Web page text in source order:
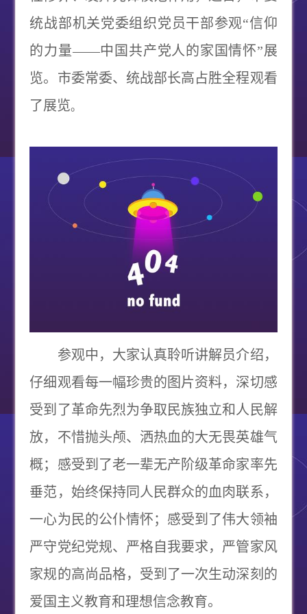
统战部机关党委组织党员干部参观“信仰
的力量——中国共产党人的家国情怀”展
览。市委常委、统战部长高占胜全程观看
了展览。
参观中，大家认真聆听讲解员介绍，
仔细观看每一幅珍贵的图片资料，深切感
受到了革命先烈为争取民族独立和人民解
放，不惜抛头颅、洒热血的大无畏英雄气
概；感受到了老一辈无产阶级革命家率先
垂范，始终保持同人民群众的血肉联系，
一心为民的公仆情怀；感受到了伟大领袖
严守党纪党规、严格自我要求，严管家风
家规的高尚品格，受到了一次生动深刻的
爱国主义教育和理想信念教育。